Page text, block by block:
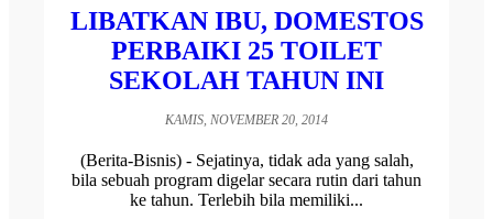
LIBATKAN IBU, DOMESTOS
PERBAIKI 25 TOILET
SEKOLAH TAHUN INI
KAMIS, NOVEMBER 20, 2014
(Berita-Bisnis) - Sejatinya, tidak ada yang salah,
bila sebuah program digelar secara rutin dari tahun
ke tahun. Terlebih bila memiliki...